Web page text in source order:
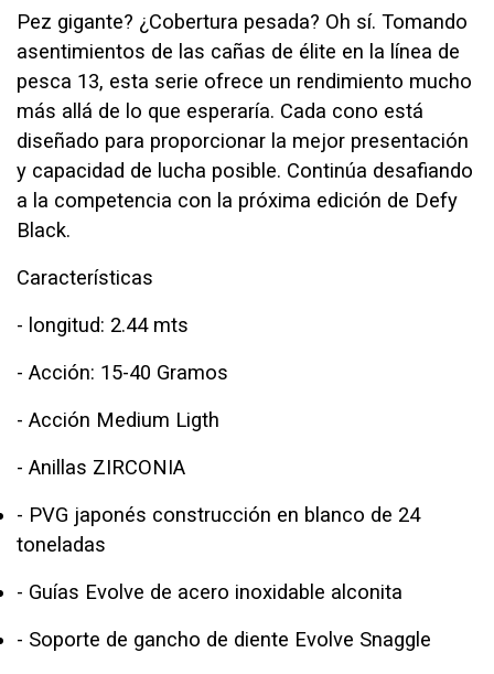
Pez gigante? ¿Cobertura pesada? Oh sí. Tomando
asentimientos de las cañas de élite en la línea de
pesca 13, esta serie ofrece un rendimiento mucho
más allá de lo que esperaría. Cada cono está
diseñado para proporcionar la mejor presentación
y capacidad de lucha posible. Continúa desafiando
a la competencia con la próxima edición de Defy
Black.
Características
- longitud: 2.44 mts
- Acción: 15-40 Gramos
- Acción Medium Ligth
- Anillas ZIRCONIA
- PVG japonés construcción en blanco de 24
toneladas
- Guías Evolve de acero inoxidable alconita
- Soporte de gancho de diente Evolve Snaggle